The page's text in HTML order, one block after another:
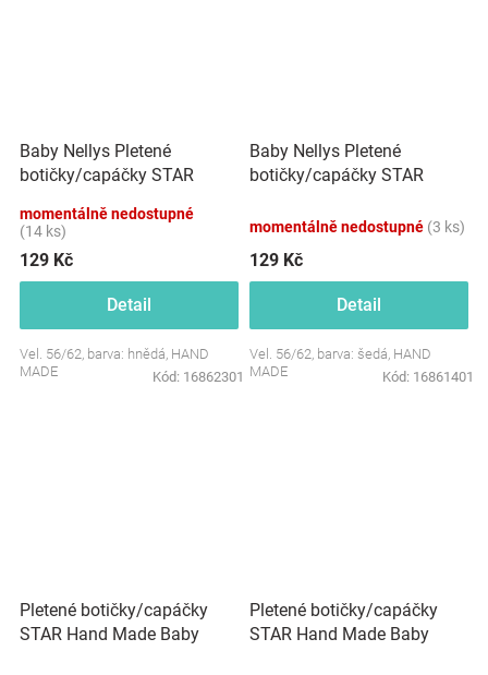
Baby Nellys Pletené
botičky/capáčky STAR
momentálně nedostupné
(14 ks)
129 Kč
Detail
Vel. 56/62, barva: hnědá, HAND
MADE
Kód: 16862301
Baby Nellys Pletené
botičky/capáčky STAR
momentálně nedostupné (3 ks)
129 Kč
Detail
Vel. 56/62, barva: šedá, HAND
MADE
Kód: 16861401
Pletené botičky/capáčky
STAR Hand Made Baby
Pletené botičky/capáčky
STAR Hand Made Baby